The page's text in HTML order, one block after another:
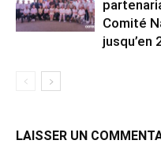
Comité
jusqu’en
LAISSER UN